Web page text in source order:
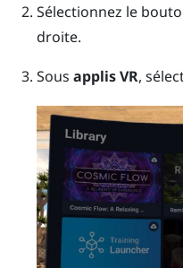
Sélectionnez le
droite.
Sous applis VR,